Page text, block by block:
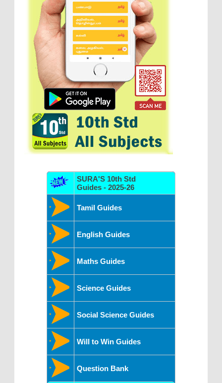
SURA'S 10th Std
Guides - 2025-26
Tamil Guides
English Guides
Maths Guides
Science Guides
Social Science Guides
Will to Win Guides
Question Bank